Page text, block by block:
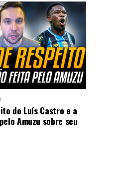
do Luís Castro e a
Amuzu sobre seu